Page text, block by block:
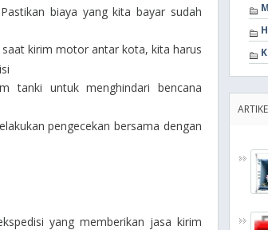
biaya yang kita bayar sudah
kirim motor antar kota, kita harus
tanki untuk menghindari bencana
pengecekan bersama dengan
yang memberikan jasa kirim